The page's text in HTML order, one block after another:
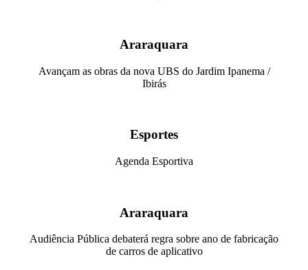
Araraquara
Avançam as obras da nova UBS do Jardim Ipanema /
Ibirás
Esportes
Agenda Esportiva
Araraquara
Audiência Pública debaterá regra sobre ano de fabricação
de carros de aplicativo